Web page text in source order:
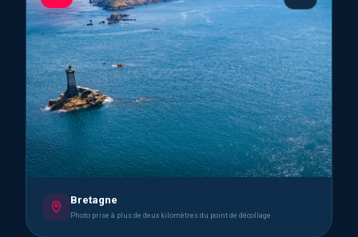
Bretagne
Photo prise à plus de deux kilomètres du point de décollage